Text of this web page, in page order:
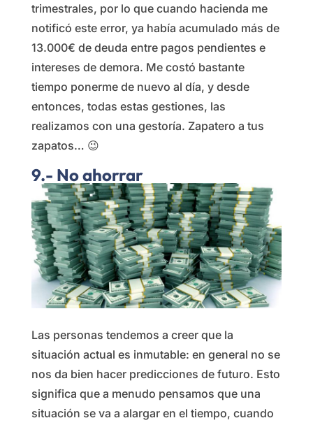
trimestrales, por lo que cuando hacienda me
notificó este error, ya había acumulado más de
13.000€ de deuda entre pagos pendientes e
intereses de demora. Me costó bastante
tiempo ponerme de nuevo al día, y desde
entonces, todas estas gestiones, las
realizamos con una gestoría. Zapatero a tus
zapatos… 😉
9.- No ahorrar
Las personas tendemos a creer que la
situación actual es inmutable: en general no se
nos da bien hacer predicciones de futuro. Esto
significa que a menudo pensamos que una
situación se va a alargar en el tiempo, cuando